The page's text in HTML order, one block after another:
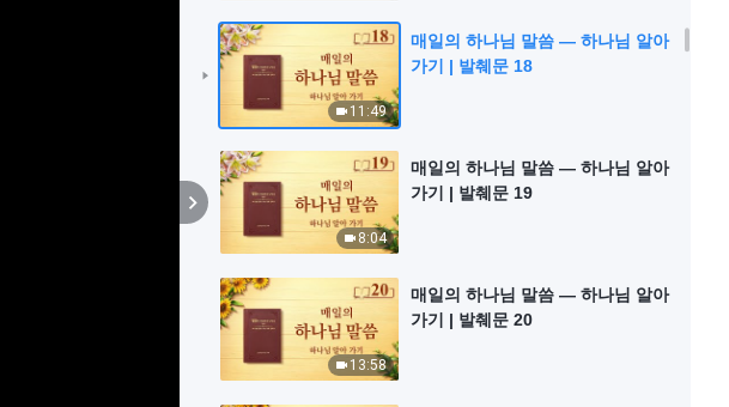
11:49
매일의 하나님 말씀 ― 하나님 알아
가기 | 발췌문 18
8:04
매일의 하나님 말씀 ― 하나님 알아
가기 | 발췌문 19
13:58
매일의 하나님 말씀 ― 하나님 알아
가기 | 발췌문 20